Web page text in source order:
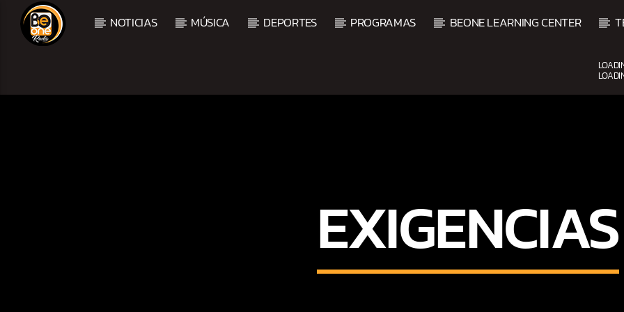
NOTICIAS MÚSICA DEPORTES PROGRAMAS BEONE LEARNING CENTER
EXIGENCIAS